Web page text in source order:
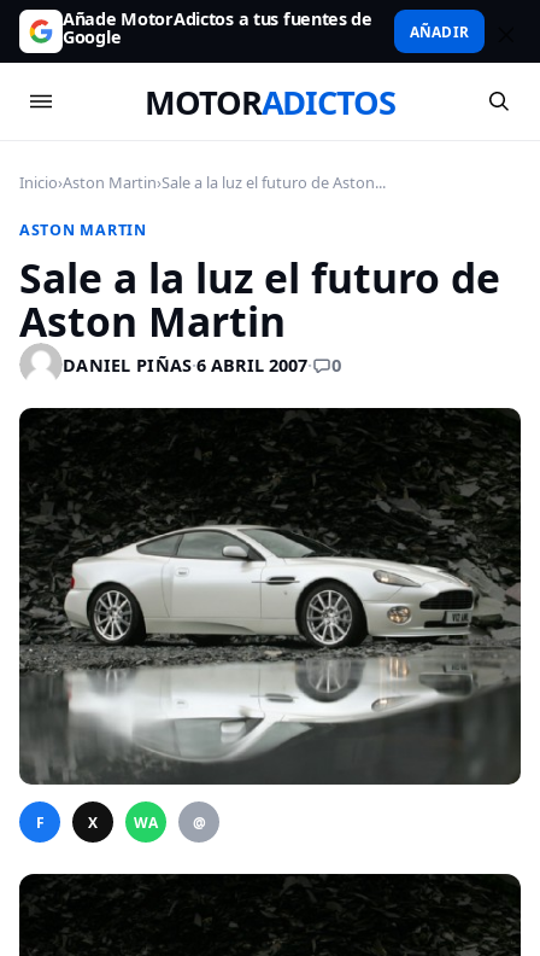
Añade MotorAdictos a tus fuentes de
Google AÑADIR
MOTORADICTOS
Inicio›Aston Martin›Sale a la luz el futuro de Aston...
ASTON MARTIN
Sale a la luz el futuro de
Aston Martin
DANIEL PIÑAS·6 ABRIL 2007· 0
F X WA @